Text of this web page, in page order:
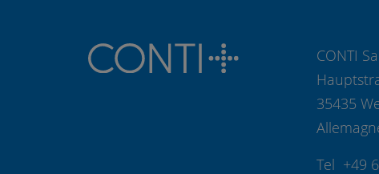
CONTI
35435
Tel +49